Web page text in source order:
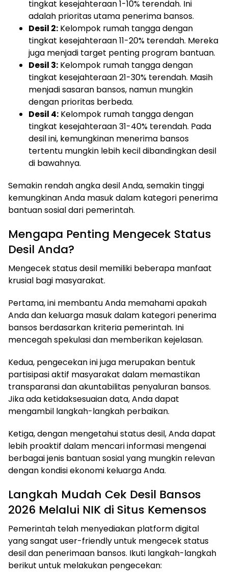
tingkat kesejahteraan 1-10% terendah. Ini
adalah prioritas utama penerima bansos.
Desil 2: Kelompok rumah tangga dengan
tingkat kesejahteraan 11-20% terendah. Mereka
juga menjadi target penting program bantuan.
Desil 3: Kelompok rumah tangga dengan
tingkat kesejahteraan 21-30% terendah. Masih
menjadi sasaran bansos, namun mungkin
dengan prioritas berbeda.
Desil 4: Kelompok rumah tangga dengan
tingkat kesejahteraan 31-40% terendah. Pada
desil ini, kemungkinan menerima bansos
tertentu mungkin lebih kecil dibandingkan desil
di bawahnya.
Semakin rendah angka desil Anda, semakin tinggi
kemungkinan Anda masuk dalam kategori penerima
bantuan sosial dari pemerintah.
Mengapa Penting Mengecek Status
Desil Anda?
Mengecek status desil memiliki beberapa manfaat
krusial bagi masyarakat.
Pertama, ini membantu Anda memahami apakah
Anda dan keluarga masuk dalam kategori penerima
bansos berdasarkan kriteria pemerintah. Ini
mencegah spekulasi dan memberikan kejelasan.
Kedua, pengecekan ini juga merupakan bentuk
partisipasi aktif masyarakat dalam memastikan
transparansi dan akuntabilitas penyaluran bansos.
Jika ada ketidaksesuaian data, Anda dapat
mengambil langkah-langkah perbaikan.
Ketiga, dengan mengetahui status desil, Anda dapat
lebih proaktif dalam mencari informasi mengenai
berbagai jenis bantuan sosial yang mungkin relevan
dengan kondisi ekonomi keluarga Anda.
Langkah Mudah Cek Desil Bansos
2026 Melalui NIK di Situs Kemensos
Pemerintah telah menyediakan platform digital
yang sangat user-friendly untuk mengecek status
desil dan penerimaan bansos. Ikuti langkah-langkah
berikut untuk melakukan pengecekan: